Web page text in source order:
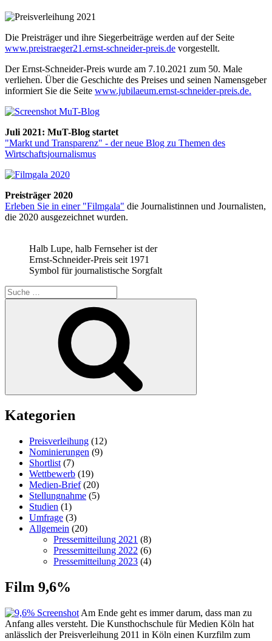
Die Preisträger und ihre Siegerbeiträge werden auf der Seite
www.preistraeger21.ernst-schneider-preis.de vorgestellt.
Der Ernst-Schneider-Preis wurde am 7.10.2021 zum 50. Male
verliehen. Über die Geschichte des Preises und seinen Namensgeber
informiert Sie die Seite www.jubilaeum.ernst-schneider-preis.de.
Juli 2021: MuT-Blog startet
"Markt und Transparenz" - der neue Blog zu Themen des
Wirtschaftsjournalismus
Preisträger 2020
Erleben Sie in einer "Filmgala" die Journalistinnen und Journalisten,
die 2020 ausgezeichnet wurden.
Halb Lupe, halb Fernseher ist der
Ernst-Schneider-Preis seit 1971
Symbol für journalistische Sorgfalt
Suche
nach:
Kategorien
Preisverleihung (12)
Nominierungen (9)
Shortlist (7)
Wettbewerb (19)
Medien-Brief(20)
Stellungnahme (5)
Studien (1)
Umfrage (3)
Allgemein (20)
Pressemitteilung 2021 (8)
Pressemitteilung 2022 (6)
Pressemitteilung 2023 (4)
Film 9,6%
Am Ende geht es immer darum, dass man zu
Anfang alles versteht. Die Kunsthochschule für Medien Köln hat
anlässlich der Preisverleihung 2011 in Köln einen Kurzfilm zum